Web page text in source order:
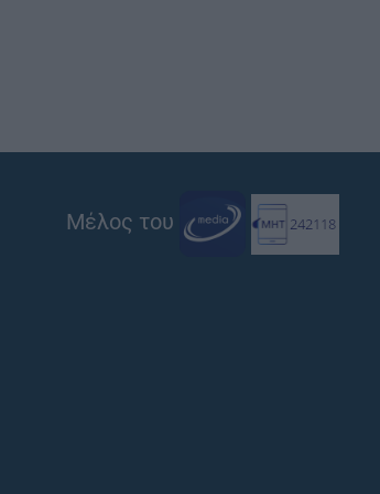
Μέλος του